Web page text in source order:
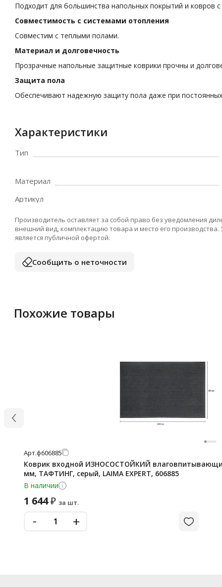
Подходит для большинства напольных покрытий и ковров
Совместимость с системами отопления
Совместим с теплыми полами.
Материал и долговечность
Прозрачные напольные защитные коврики прочны и
Защита пола
Обеспечивают надежную защиту пола даже при
Характеристики
Тип
Материал
Артикул
Производитель оставляет за собой право без уведомления
внешний вид, комплектацию товара и место его
является публичной офертой.
Сообщить о неточности
Похожие товары
Арт.ф606885
Коврик входной ИЗНОСОСТОЙКИЙ
мм, ТАФТИНГ, серый, LAIMA EXPERT, 606885
В наличии
1 644₽ за шт.
- +